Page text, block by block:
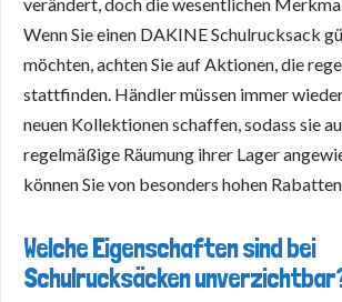
Wenn Sie einen DAKINE Schulrucksack
möchten, achten Sie auf Aktionen, die
stattfinden. Händler müssen immer
neuen Kollektionen schaffen, sodass sie
regelmäßige Räumung ihrer Lager
können Sie von besonders hohen
Welche Eigenschaften sind bei
Schulrucksäcken